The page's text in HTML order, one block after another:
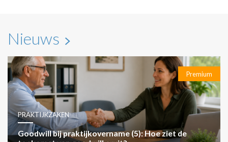
Nieuws
Premium
PRAKTIJKZAKEN
Goodwill bij praktijkovername (5): Hoe ziet de